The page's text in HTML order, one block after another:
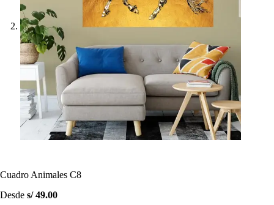
Cuadro Animales C8
Desde s/49.00